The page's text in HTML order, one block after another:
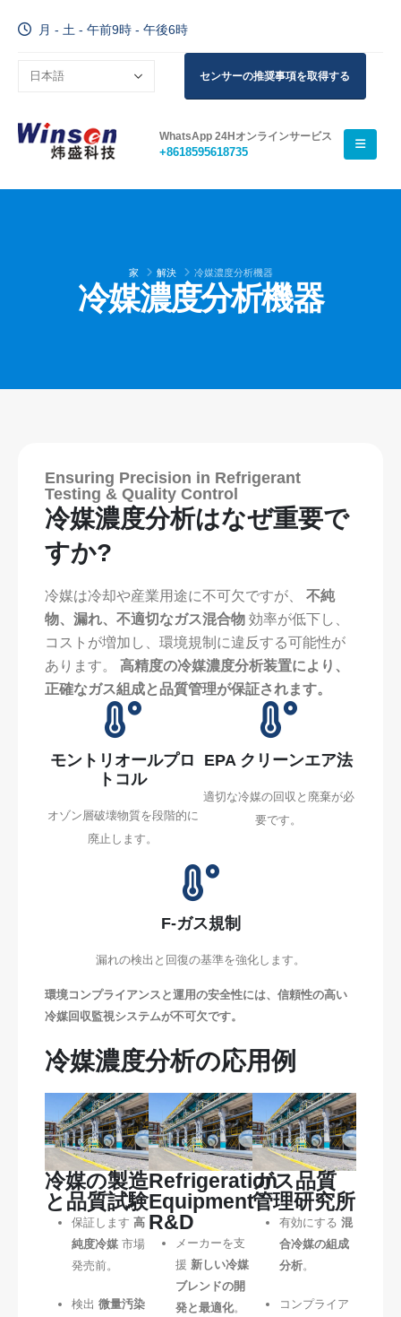
月 - 土 - 午前9時 - 午後6時
センサーの推奨事項を取得する
WhatsApp 24Hオンラインサービス
+8618595618735
家 解決 冷媒濃度分析機器
冷媒濃度分析機器
Ensuring Precision in Refrigerant
Testing & Quality Control
冷媒濃度分析はなぜ重要で
すか?
冷媒は冷却や産業用途に不可欠ですが、 不純
物、漏れ、不適切なガス混合物 効率が低下し、
コストが増加し、環境規制に違反する可能性が
あります。 高精度の冷媒濃度分析装置により、
正確なガス組成と品質管理が保証されます。
モントリオールプロ
トコル
オゾン層破壊物質を段階的に
廃止します。
EPA クリーンエア法
適切な冷媒の回収と廃棄が必
要です。
F-ガス規制
漏れの検出と回復の基準を強化します。
環境コンプライアンスと運用の安全性には、信頼性の高い
冷媒回収監視システムが不可欠です。
冷媒濃度分析の応用例
冷媒の製造
と品質試験
保証します 高
純度冷媒市場
発売前。
検出 微量汚染
Refrigeration
Equipment
R&D
メーカーを支
援 新しい冷媒
ブレンドの開
発と最適化。
ガス品質
管理研究所
有効にする 混
合冷媒の組成
分析。
コンプライア